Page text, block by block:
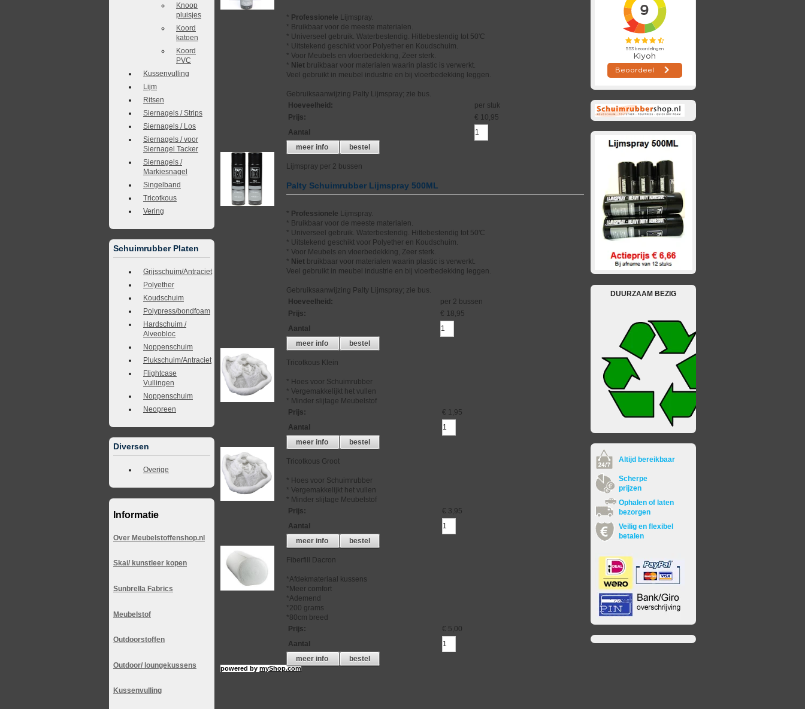
Knoop
pluisjes
Koord
katoen
Koord
PVC
Kussenvulling
Lijm
Ritsen
Siernagels / Strips
Siernagels / Los
Siernagels / voor
Siernagel Tacker
Siernagels /
Markiesnagel
Singelband
Tricotkous
Vering
Schuimrubber Platen
Grijsschuim/Antraciet
Polyether
Koudschuim
Polypress/bondfoam
Hardschuim /
Alveobloc
Noppenschuim
Plukschuim/Antraciet
Flightcase
Vullingen
Noppenschuim
Neopreen
Diversen
Overige
Informatie
Over Meubelstoffenshop.nl
Skai/ kunstleer kopen
Sunbrella Fabrics
Meubelstof
Outdoorstoffen
Outdoor/ loungekussens
Kussenvulling
* Professionele Lijmspray.
* Bruikbaar voor de meeste materialen.
* Universeel gebruik. Waterbestendig. Hittebestendig tot 50'C
* Uitstekend geschikt voor Polyether en Koudschuim.
* Voor Meubels en vloerbedekking, Zeer sterk.
* Niet bruikbaar voor materialen waarin plastic is verwerkt.
Veel gebruikt in meubel industrie en bij vloerbedekking leggen.
Gebruiksaanwijzing Palty Lijmspray; zie bus.
Hoeveelheid :
per stuk
Prijs:
€ 10,95
Aantal
meer info
bestel
Lijmspray per 2 bussen
Palty Schuimrubber Lijmspray 500ML
* Professionele Lijmspray.
* Bruikbaar voor de meeste materialen.
* Universeel gebruik. Waterbestendig. Hittebestendig tot 50'C
* Uitstekend geschikt voor Polyether en Koudschuim.
* Voor Meubels en vloerbedekking, Zeer sterk.
* Niet bruikbaar voor materialen waarin plastic is verwerkt.
Veel gebruikt in meubel industrie en bij vloerbedekking leggen.
Gebruiksaanwijzing Palty Lijmspray; zie bus.
Hoeveelheid :
per 2 bussen
Prijs:
€ 18,95
Aantal
meer info
bestel
Tricotkous Klein
* Hoes voor Schuimrubber
* Vergemakkelijkt het vullen
* Minder slijtage Meubelstof
Prijs:
€ 1,95
Aantal
meer info
bestel
Tricotkous Groot
* Hoes voor Schuimrubber
* Vergemakkelijkt het vullen
* Minder slijtage Meubelstof
Prijs:
€ 3,95
Aantal
meer info
bestel
Fiberfill Dacron
*Afdekmateriaal kussens
*Meer comfort
*Ademend
*200 grams
*80cm breed
Prijs:
€ 5,00
Aantal
meer info
bestel
powered bymyShop.com
DUURZAAM BEZIG
Altijd bereikbaar
Scherpe
prijzen
Ophalen of laten
bezorgen
Veilig en flexibel
betalen